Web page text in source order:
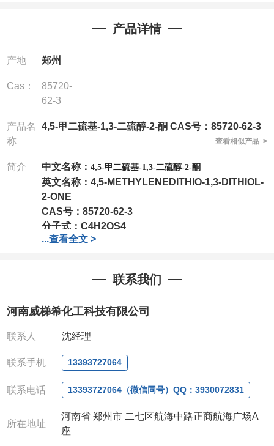
产品详情
产地 郑州
Cas：
85720-
62-3
产品名
称
4,5-甲二硫基-1,3-二硫醇-2-酮 CAS号：85720-62-3
查看相似产品 >
简介 中文名称： 4,5-甲二硫基-1,3-二硫醇-2-酮
英文名称： 4,5-METHYLENEDITHIO-1,3-DITHIOL-
2-ONE
CAS号： 85720-62-3
分子式： C4H2OS4
分子量：194.32
我司对高校及科研单位先发货和
全额退款,并承担所有运费。电话:0371-
63377391/13393727064
QQ:3930072831
微信 :13393727064
联系人: 沈晓东(欢迎致电,或QQ、微信联系)
...查看全文 >
联系我们
河南威梯希化工科技有限公司
联系人 沈经理
联系手机 13393727064
联系电话 13393727064（微信同号）QQ：3930072831
所在地址
河南省 郑州市 二七区航海中路正商航海广场A
座